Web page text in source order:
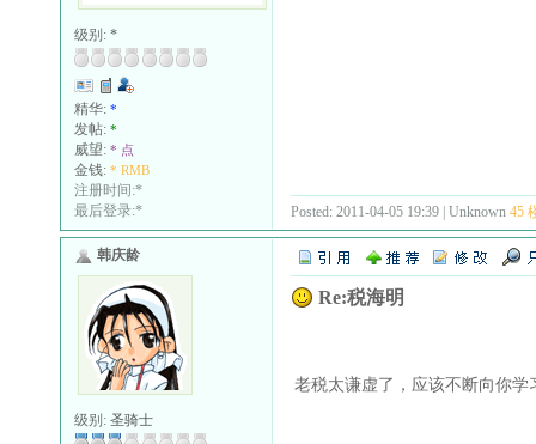
级别: *
精华: *
发帖: *
威望: * 点
金钱: * RMB
注册时间:*
最后登录:*
Posted: 2011-04-05 19:39 | Unknown 45
韩庆龄
级别: 圣骑士
Re:税海明
老税太谦虚了，应该不断向你学